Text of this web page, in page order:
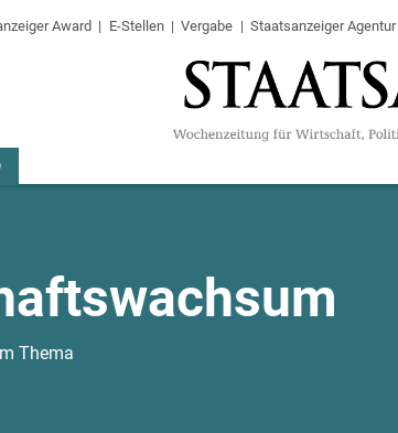
Award E-Stellen Vergabe Staatsanzeiger Agentur
Thema